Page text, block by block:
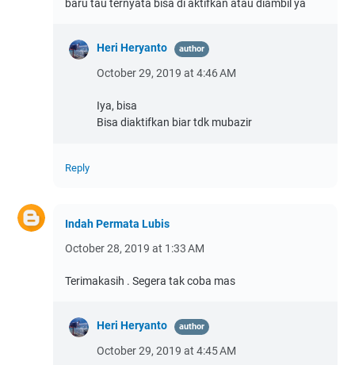
baru tau ternyata bisa di aktifkan atau diambil ya
Heri Heryanto
October 29, 2019 at 4:46 AM
Iya, bisa
Bisa diaktifkan biar tdk mubazir
Reply
Indah Permata Lubis
October 28, 2019 at 1:33 AM
Terimakasih . Segera tak coba mas
Heri Heryanto
October 29, 2019 at 4:45 AM